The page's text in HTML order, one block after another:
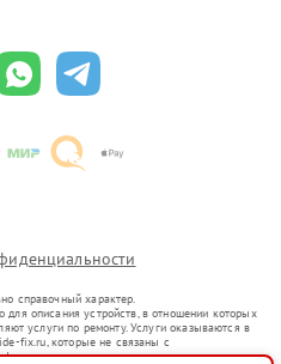
справочный характер.
описания устройств, в отношении которых
услуги по ремонту. Услуги оказываются в
fix.ru, которые не связаны с
представителями.